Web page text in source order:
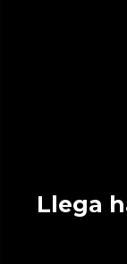
Llega hasta en los rincones